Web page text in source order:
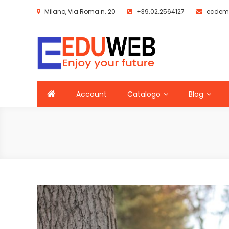
Milano, Via Roma n. 20 +39.02.2564127
ECDemo EDUWEB
Account Catalogo Blog